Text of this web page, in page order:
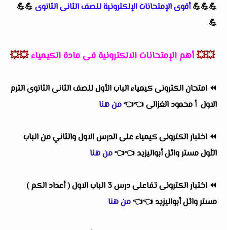
💪💪💪أقوى الإمتحانات الإلكترونية للصف الثانى الثانوى 💪💪
💪
💥💥أهم الإمتحانات الالكترونية فى مادة الكيمياء💥💥
⏪ امتحان الكترونى كيمياء الباب الأول للصف الثانى الثانوى الترم
الاول أ محمود الغزالى👈
👈من هنا
⏪ اختبار الكترونى كيمياء على الدرس الاول والثاني من الباب
الأول مستر وائل أبواليزيد 👈
👈من هنا
⏪
اختبار الكترونى تفاعلى درس 3 الباب الاول ( أعداد الكم )
مستر وائل أبواليزيد 👈
👈من هنا